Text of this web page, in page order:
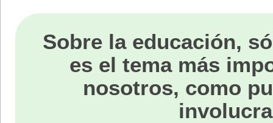
Sobre la educación,
es el tema más
nosotros, como